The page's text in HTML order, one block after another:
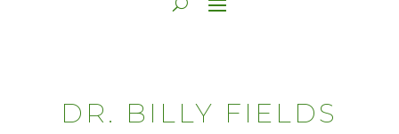
DR. BILLY FIELDS